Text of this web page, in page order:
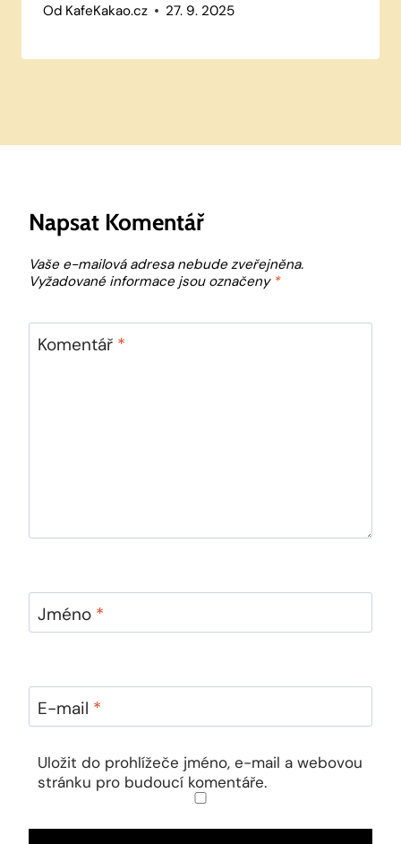
Od KafeKakao.cz 27. 9. 2025
Napsat Komentář
Vaše e-mailová adresa nebude zveřejněna.
Vyžadované informace jsou označeny *
Komentář *
Jméno *
E-mail *
Uložit do prohlížeče jméno, e-mail a webovou
stránku pro budoucí komentáře.